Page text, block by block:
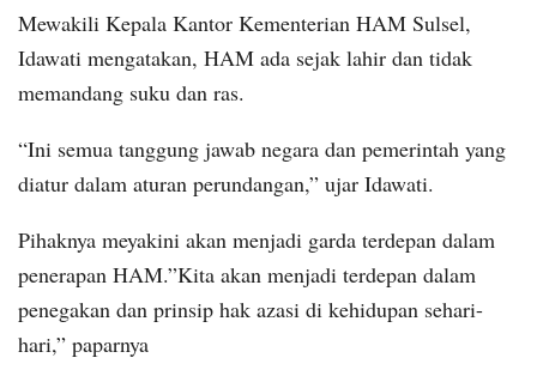
Mewakili Kepala Kantor Kementerian HAM Sulsel,
Idawati mengatakan, HAM ada sejak lahir dan tidak
memandang suku dan ras.
“Ini semua tanggung jawab negara dan pemerintah yang
diatur dalam aturan perundangan,” ujar Idawati.
Pihaknya meyakini akan menjadi garda terdepan dalam
penerapan HAM.”Kita akan menjadi terdepan dalam
penegakan dan prinsip hak azasi di kehidupan sehari-
hari,” paparnya